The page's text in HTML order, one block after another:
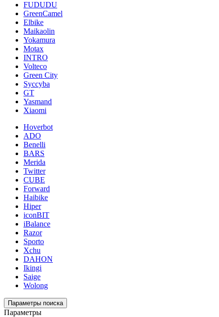
FUDUDU
GreenCamel
Elbike
Maikaolin
Yokamura
Motax
INTRO
Volteco
Green City
Syccyba
GT
Yasmand
Xiaomi
Hoverbot
ADO
Benelli
BARS
Merida
Twitter
CUBE
Forward
Haibike
Hiper
iconBIT
iBalance
Razor
Sporto
Xchu
DAHON
Ikingi
Saige
Wolong
Параметры поиска
Параметры